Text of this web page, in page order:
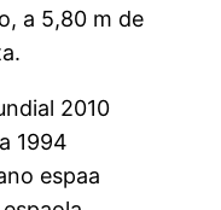
a 5,80 m de